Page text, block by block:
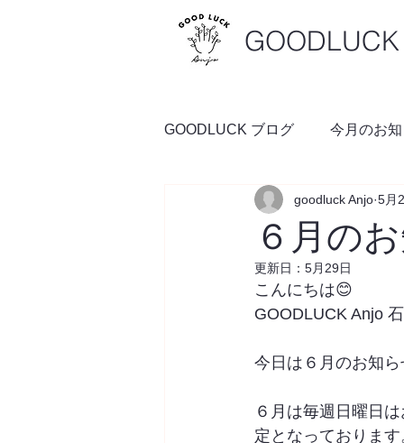
GOODLUCK ブログ 今月のお
料理の時間 予約空き状況
６月の
goodluck Anjo 5月
更新日： 5月29日
こんにちは😊
GOODLUCK Anjo
今日は６月のお知
６月は毎週日曜日
定となっております